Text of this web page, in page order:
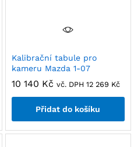
Kalibrační tabule pro
kameru Mazda 1-07
10 140 Kč vč. DPH 12 269 Kč
Přidat do košíku